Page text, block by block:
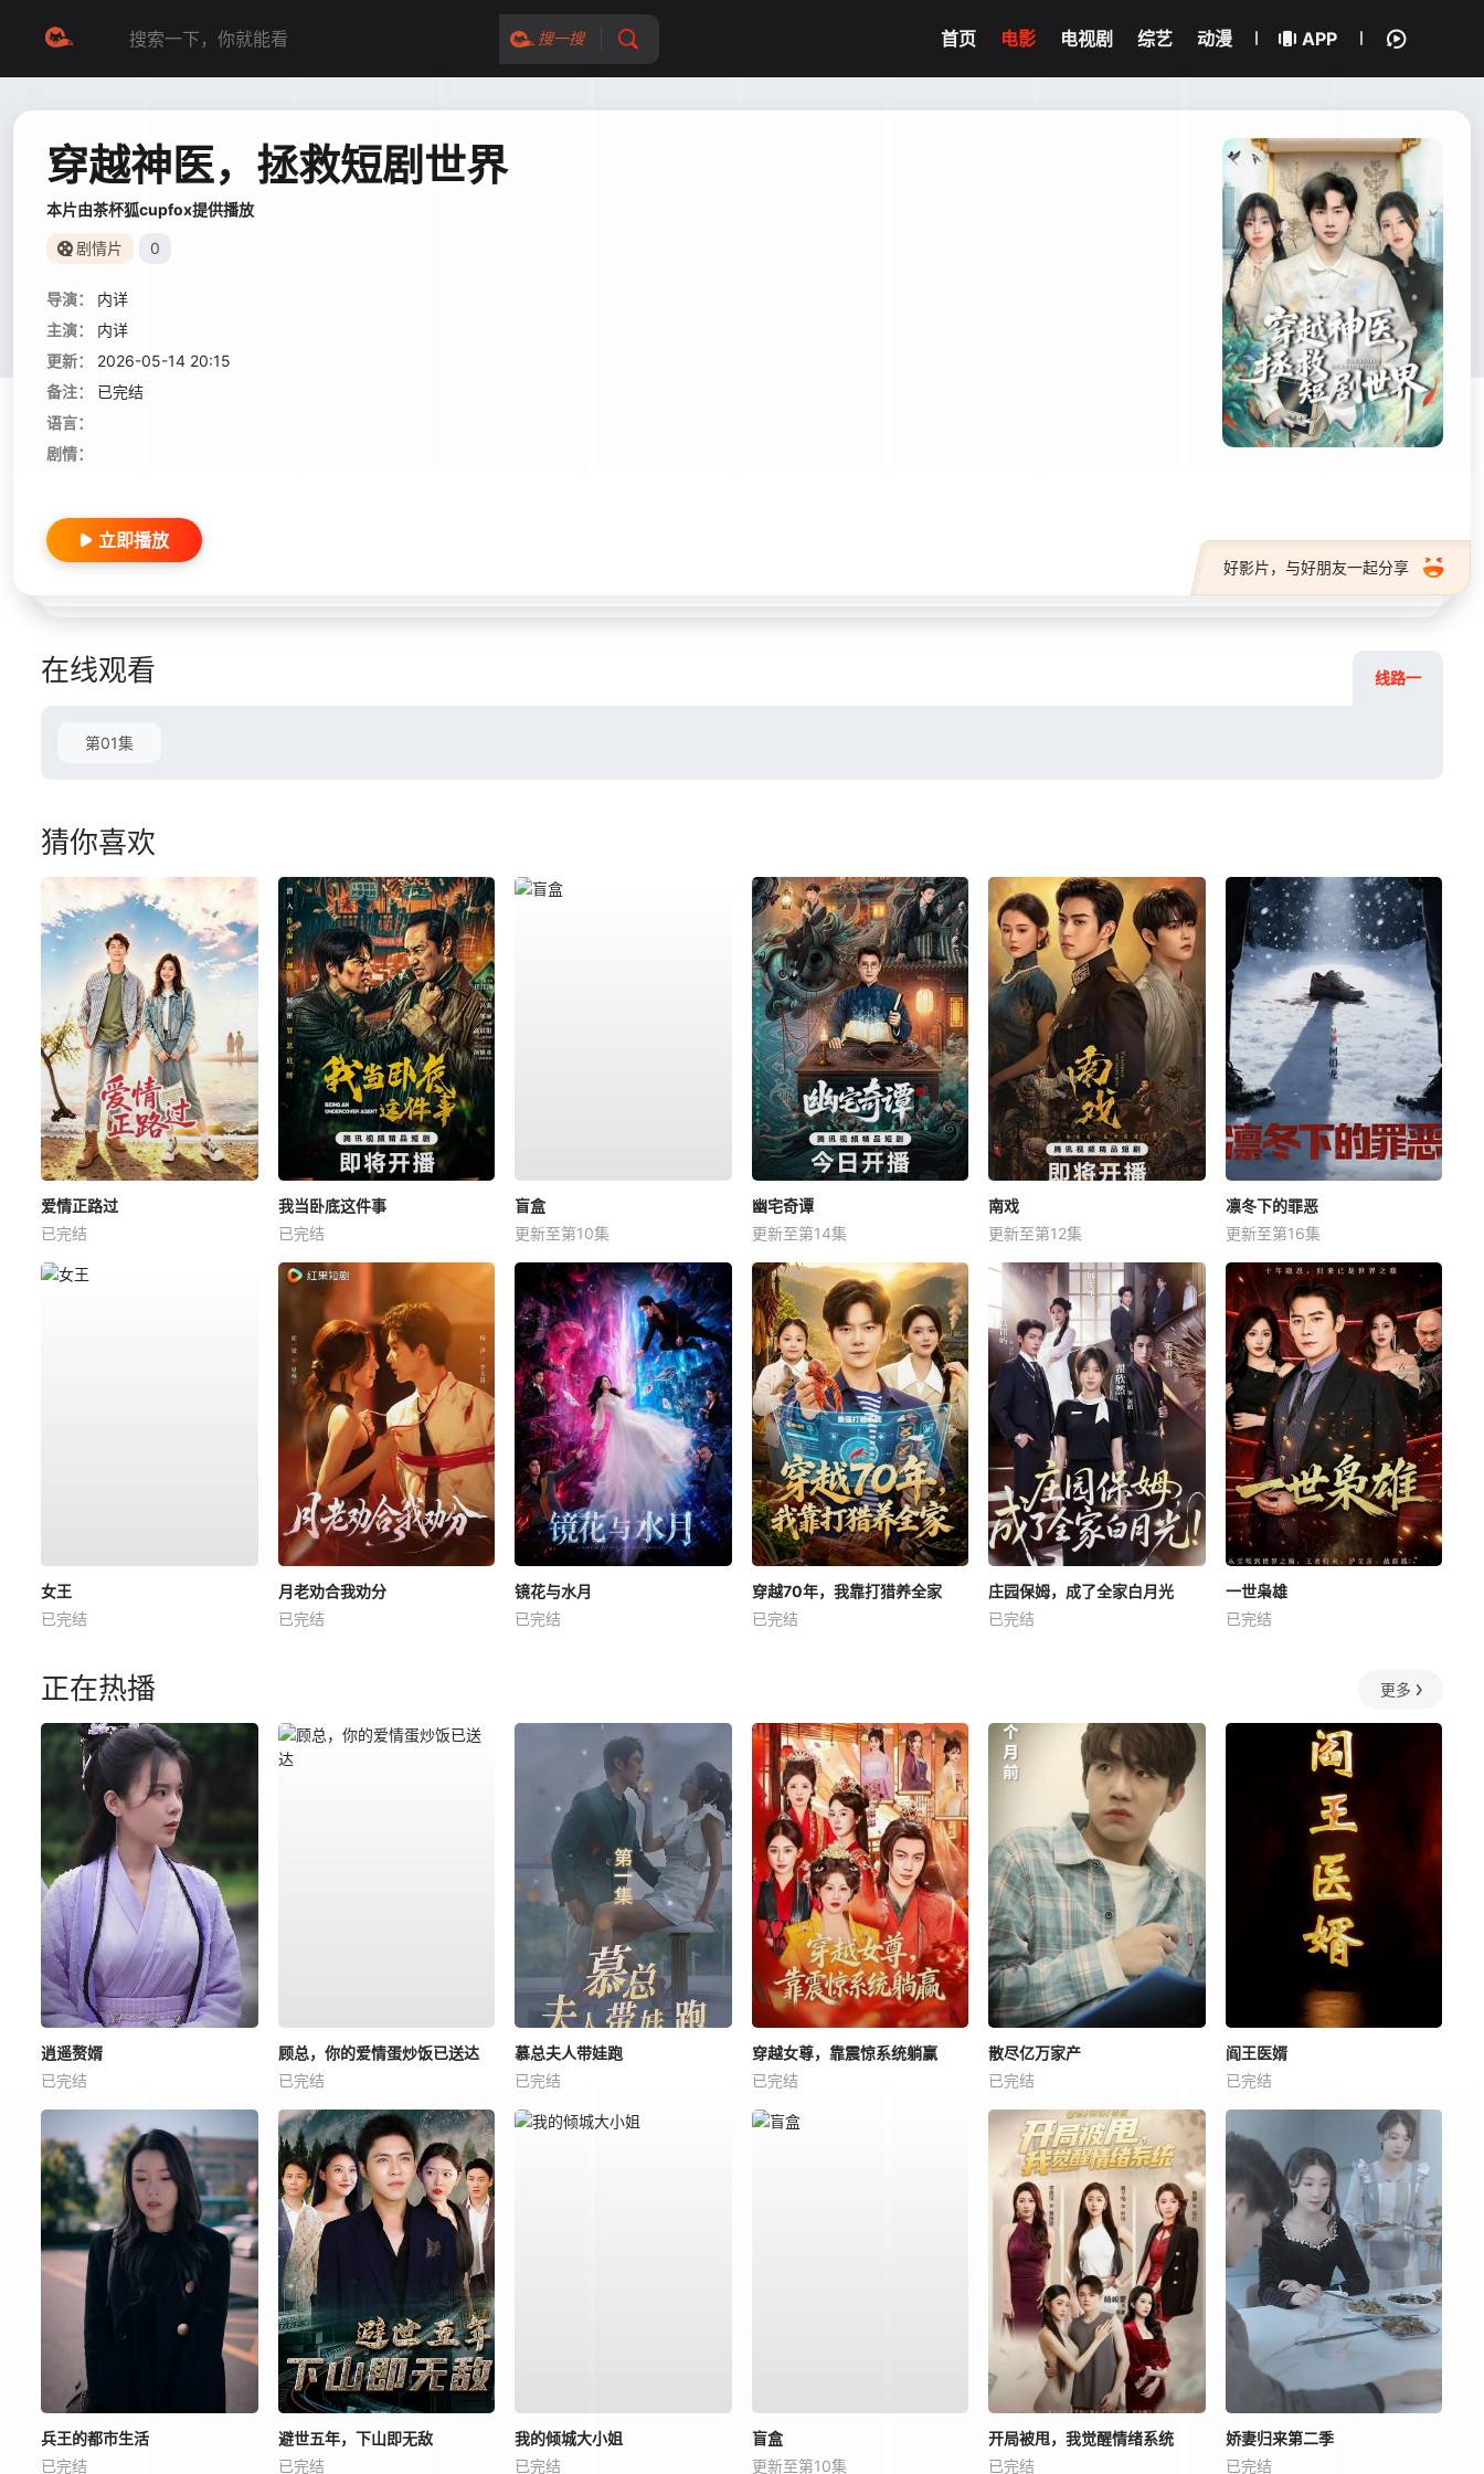
搜一搜 首页 电影 电视剧 综艺 动漫 APP
穿越神医，拯救短剧世界
本片由茶杯狐cupfox提供播放
剧情片 0
导演：
内详
主演：
内详
更新：
2026-05-14 20:15
备注：
已完结
语言：
剧情：
好影片，与好朋友一起分享
立即播放
在线观看 线路一
第01集
猜你喜欢
爱情正路过
已完结
我当卧底这件事
已完结
盲盒
更新至第10集
幽宅奇谭
更新至第14集
南戏
更新至第12集
凛冬下的罪恶
更新至第16集
女王
已完结
月老劝合我劝分
已完结
镜花与水月
已完结
穿越70年，我靠打猎养全家
已完结
庄园保姆，成了全家白月光
已完结
一世枭雄
已完结
正在热播 更多
逍遥赘婿
已完结
顾总，你的爱情蛋炒饭已送达
已完结
慕总夫人带娃跑
已完结
穿越女尊，靠震惊系统躺赢
已完结
散尽亿万家产
已完结
阎王医婿
已完结
兵王的都市生活
已完结
避世五年，下山即无敌
已完结
我的倾城大小姐
已完结
盲盒
更新至第10集
开局被甩，我觉醒情绪系统
已完结
娇妻归来第二季
已完结